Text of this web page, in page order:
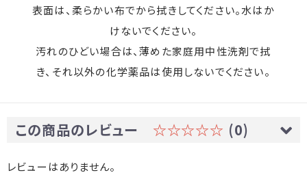
表面は、柔らかい布でから拭きしてください。水はか
けないでください。
汚れのひどい場合は、薄めた家庭用中性洗剤で拭
き、それ以外の化学薬品は使用しないでください。
この商品のレビュー ☆☆☆☆☆ (0)
レビューはありません。